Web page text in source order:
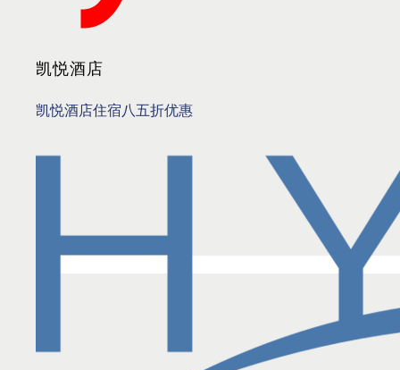
凯悦酒店
凯悦酒店住宿八五折优惠